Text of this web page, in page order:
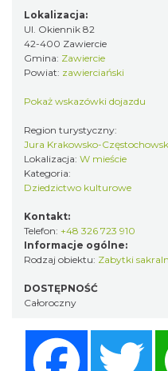
Lokalizacja:
Ul. Okiennik 82
42-400 Zawiercie
Gmina: Zawiercie
Powiat: zawierciański
Pokaż wskazówki dojazdu
Region turystyczny:
Jura Krakowsko-
Lokalizacja: W mieście
Kategoria:
Dziedzictwo kulturowe
Kontakt:
Telefon: +48 326 723 910
Informacje ogólne:
Rodzaj obiektu: Zabytki
DOSTĘPNOŚĆ
Całoroczny